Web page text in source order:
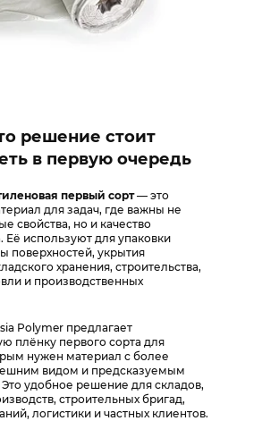
решение стоит
в первую очередь
первый сорт— это
для задач, где важны не
свойства, но и качество
Её используют для упаковки
поверхностей, укрытия
хранения, строительства,
и производственных
Polymer предлагает
плёнку первого сорта для
нужен материал с более
видом и предсказуемым
удобное решение для складов,
строительных бригад,
логистики и частных клиентов.